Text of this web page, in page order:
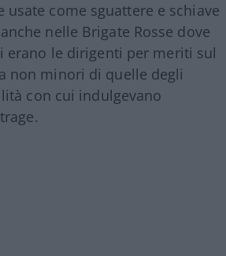
usate come sguattere e schiave
nelle Brigate Rosse dove
erano le dirigenti per meriti sul
non minori di quelle degli
con cui indulgevano